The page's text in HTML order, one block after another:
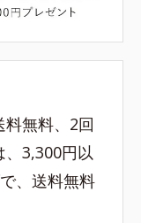
無料、2回
、3,300円以
、送料無料